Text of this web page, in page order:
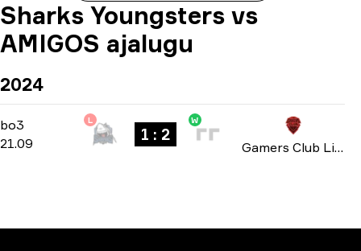
Sharks Youngsters vs
AMIGOS ajalugu
2024
bo3 -bo3
21.09
L
1 : 2
W
Gamers Club Liga Série A: September 2024